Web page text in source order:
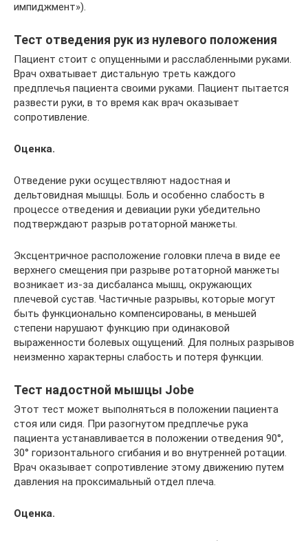
импиджмент»).
Тест отведения рук из нулевого положения
Пациент стоит с опущенными и расслабленными руками.
Врач охватывает дистальную треть каждого
предплечья пациента своими руками. Пациент пытается
развести руки, в то время как врач оказывает
сопротивление.
Оценка.
Отведение руки осуществляют надостная и
дельтовидная мышцы. Боль и особенно слабость в
процессе отведения и девиации руки убедительно
подтверждают разрыв ротаторной манжеты.
Эксцентричное расположение головки плеча в виде ее
верхнего смещения при разрыве ротаторной манжеты
возникает из-за дисбаланса мышц, окружающих
плечевой сустав. Частичные разрывы, которые могут
быть функционально компенсированы, в меньшей
степени нарушают функцию при одинаковой
выраженности болевых ощущений. Для полных разрывов
неизменно характерны слабость и потеря функции.
Тест надостной мышцы Jobe
Этот тест может выполняться в положении пациента
стоя или сидя. При разогнутом предплечье рука
пациента устанавливается в положении отведения 90°,
30° горизонтального сгибания и во внутренней ротации.
Врач оказывает сопротивление этому движению путем
давления на проксимальный отдел плеча.
Оценка.